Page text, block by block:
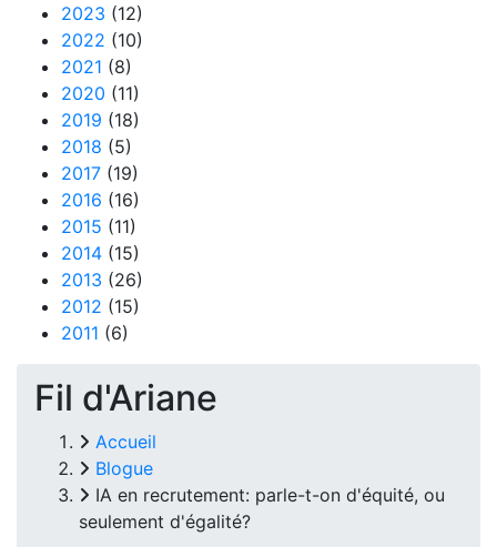
2023 (12)
2022 (10)
2021 (8)
2020 (11)
2019 (18)
2018 (5)
2017 (19)
2016 (16)
2015 (11)
2014 (15)
2013 (26)
2012 (15)
2011 (6)
Fil d'Ariane
Accueil
Blogue
IA en recrutement: parle-t-on d'équité, ou
seulement d'égalité?